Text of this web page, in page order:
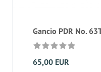
Gancio PDR No.
65,00 EUR